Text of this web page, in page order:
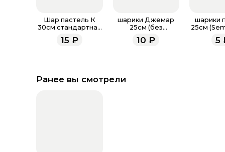
Шар пастель К
30см стандартная
15₽
шарики Джемар
25см (без
10 ₽
шарики
25см
5
Ранее вы смотрели